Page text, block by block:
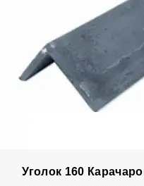
Уголок 160